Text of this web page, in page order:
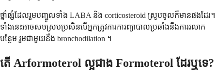
ថ្នាំផ្សំដែលរួមបញ្ចូលទាំង LABA និង corticosteroid ស្រូបចូលក៏មានផងដែរ។
ទាំងនេះអាចសមស្របប្រសិនបើអ្នកត្រូវការការព្យាបាលប្រឆាំងនឹងការរលាក
បន្ថែម រួមជាមួយនឹង bronchodilation ។
តើ Arformoterol ល្អជាង Formoterol ដែរឬទេ?